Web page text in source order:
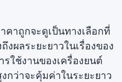
าถูกจะดูเป็นทางเลือกที่
ผลระยะยาวในเรื่องของ
ใช้งานของเครื่องยนต์
ว่าจะคุ้มค่าในระยะยาว